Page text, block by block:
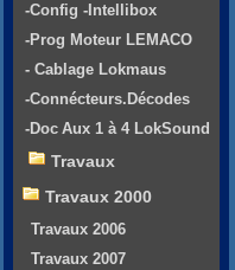
-Config -Intellibox
-Prog Moteur LEMACO
- Cablage Lokmaus
-Connécteurs.Décodes
-Doc Aux 1 à 4 LokSound
Travaux
Travaux 2000
Travaux 2006
Travaux 2007